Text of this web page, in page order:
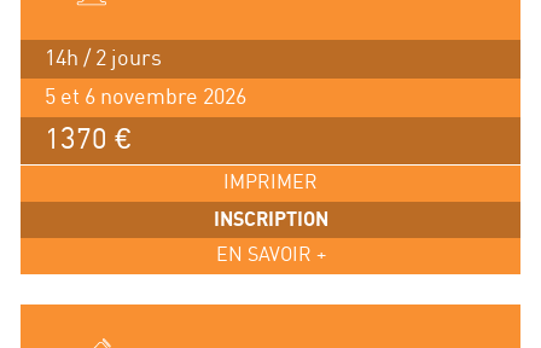
14h / 2 jours
5 et 6 novembre 2026
1370 €
IMPRIMER
INSCRIPTION
EN SAVOIR +